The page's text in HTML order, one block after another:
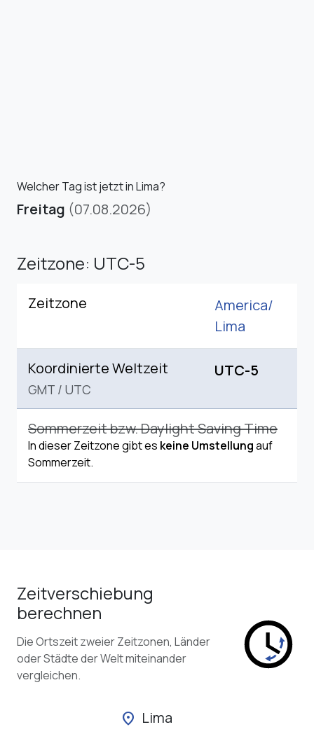
Welcher Tag ist jetzt in Lima?
Freitag (07.08.2026)
Zeitzone: UTC-5
Zeitzone
America/
Lima
Koordinierte Weltzeit
GMT / UTC
UTC-5
Sommerzeit bzw. Daylight Saving Time
In dieser Zeitzone gibt es keine Umstellungauf
Sommerzeit.
Zeitverschiebung
berechnen
Die Ortszeit zweier Zeitzonen, Länder
oder Städte der Welt miteinander
vergleichen.
location_on Lima